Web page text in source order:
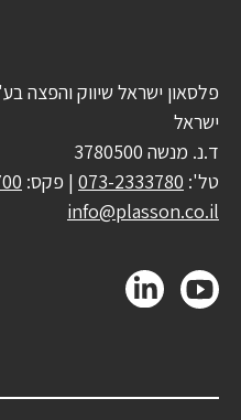
פלסאון ישראל שיווק והפצה
ישראל
ד.נ. מנשה 3780500
טל': 073-2333780 | פקס:
info@plasson.co.il